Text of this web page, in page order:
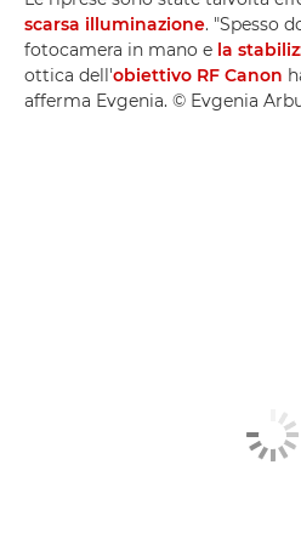
scarsa illuminazione. "Spesso
fotocamera in mano e la
ottica dell'obiettivo RF Canon
afferma Evgenia. © Evgenia